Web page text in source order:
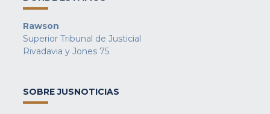
Rawson
Superior Tribunal de Justicial
Rivadavia y Jones 75
SOBRE JUSNOTICIAS